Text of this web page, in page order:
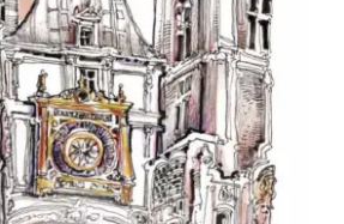
Ronel – Rouen vue par
Ronel